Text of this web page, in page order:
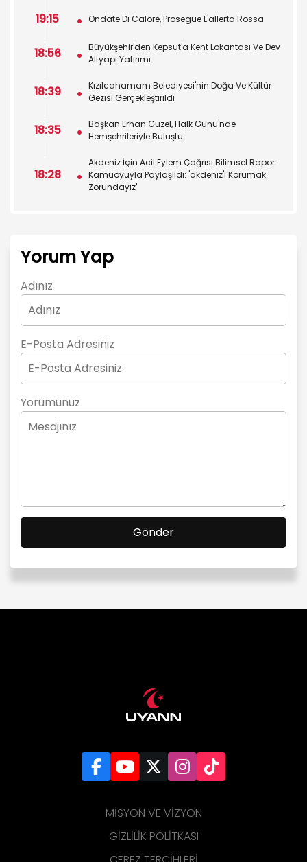
19:15 Ondate Di Calore, Prosegue L'allerta Rossa
18:56
Büyükşehir'den Kepsut'a Kent Lokantası Ve Dev
Altyapı Yatırımı
18:39
Kızılcahamam Belediyesi'nin Doğa Ve Kültür
Gezisi Gerçekleştirildi
18:35
Başkan Erhan Güzel, Halk Günü'nde
Hemşehrileriyle Buluştu
18:28
Akdeniz İçin Acil Eylem Çağrısı Bilimsel Rapor
Kamuoyuyla Paylaşıldı: 'akdeniz'i Korumak
Zorundayız'
Yorum Yap
Adınız
E-Posta Adresiniz
Yorumunuz
MISYON VE VIZYON
GIZLILIK POLITKASI